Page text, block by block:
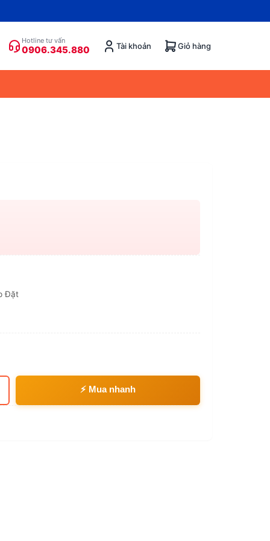
Hotline tư vấn
0906.345.880 Tài khoản Giỏ hàng
Đặt
⚡ Mua nhanh